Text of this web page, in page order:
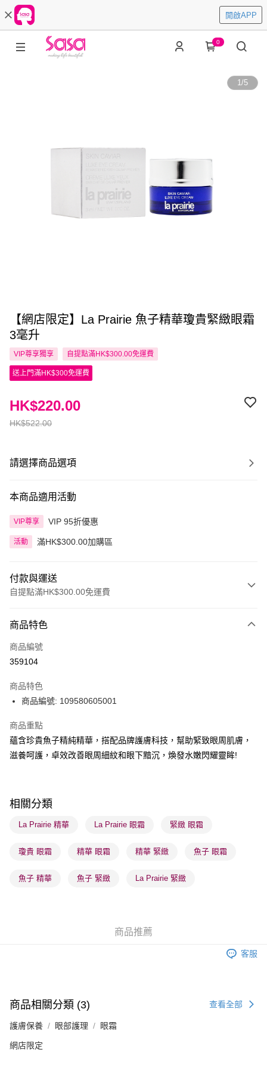
開啟APP
0
1/5
【網店限定】La Prairie 魚子精華瓊貴緊緻眼霜
3毫升
VIP尊享獨享 自提點滿HK$300.00免運費
送上門滿HK$300免運費
HK$522.00
HK$220.00
請選擇商品選項
本商品適用活動
VIP尊享 VIP 95折優惠
活動 滿HK$300.00加購區
付款與運送
自提點滿HK$300.00免運費
信用卡
Apple Pay
PayMe
WeChat Pay
BoC Pay
每筆HK$65.00，滿HK$300.00或以上免運費
順豐站及營業點 - 確認發貨後1-3個工作天送達
物流公司進行物流配送
取。逾期會取消訂單，並不會安排重寄
商品特色
商品編號
359104
商品特色
商品編號: 109580605001
商品重點
蘊含珍貴魚子精純精華，搭配品牌護膚科技，幫助緊致眼周肌膚，
滋養呵護，卓效改善眼周細紋和眼下黯沉，煥發水嫩閃耀靈眸!
相關分類
La Prairie 精華 La Prairie 眼霜 緊緻 眼霜
瓊貴 眼霜 精華 眼霜 精華 緊緻 魚子 眼霜
魚子 精華 魚子 緊緻 La Prairie 緊緻
商品推薦
客服
商品相關分類 (3) 查看全部
護膚保養 眼部護理 眼霜
網店限定